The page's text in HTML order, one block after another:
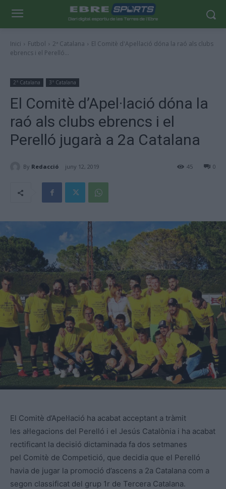
Inici Futbol 2ª Catalana
El Comitè d'Apel·lació dóna la raó als clubs
ebrencs i el Perelló...
2ª Catalana 3ª Catalana
El Comitè d’Apel·lació dóna la
raó als clubs ebrencs i el
Perelló jugarà a 2a Catalana
By Redacció juny 12, 2019 0
45
El Comitè d’Apel·lació ha acabat acceptant a tràmit
les al·legacions del Perelló i el Jesús Catalònia i ha acabat
rectificant la decisió dictaminada fa dos setmanes
pel Comitè de Competició, que decidia que el Perelló
havia de jugar la promoció d’ascens a 2a Catalana com a
segon classificat del grup 1r de Tercera Catalana.